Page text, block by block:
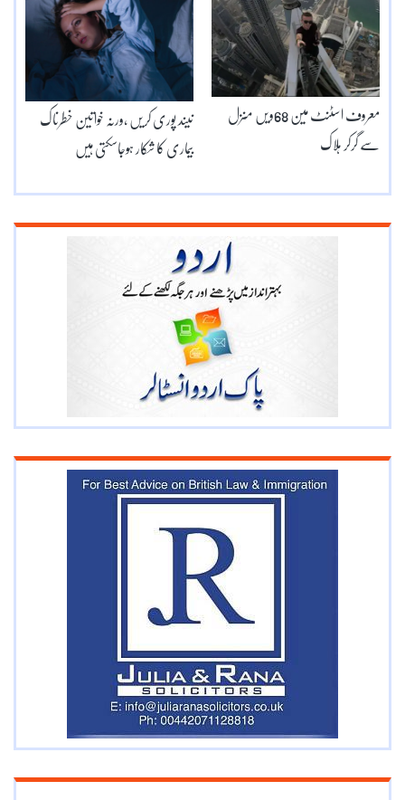
نیند پوری کریں ،ورنہ خواتین خطرناک
بیماری کا شکار ہوجاسکتی ہیں
معروف اسٹنٹ مین 68ویں منزل
سے گرکر ہلاک